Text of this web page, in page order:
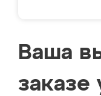
Ваша
заказе